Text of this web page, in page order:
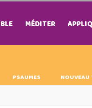
MÉDITER
PSAUMES